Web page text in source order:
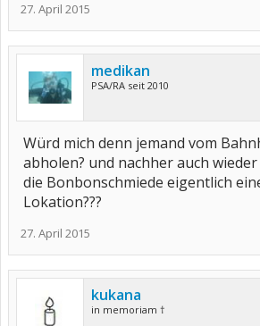
27. April 2015
medikan
PSA/RA seit 2010
Würd mich denn jemand vom
abholen? und nachher auch
die Bonbonschmiede eigentlich
Lokation???
27. April 2015
kukana
in memoriam †